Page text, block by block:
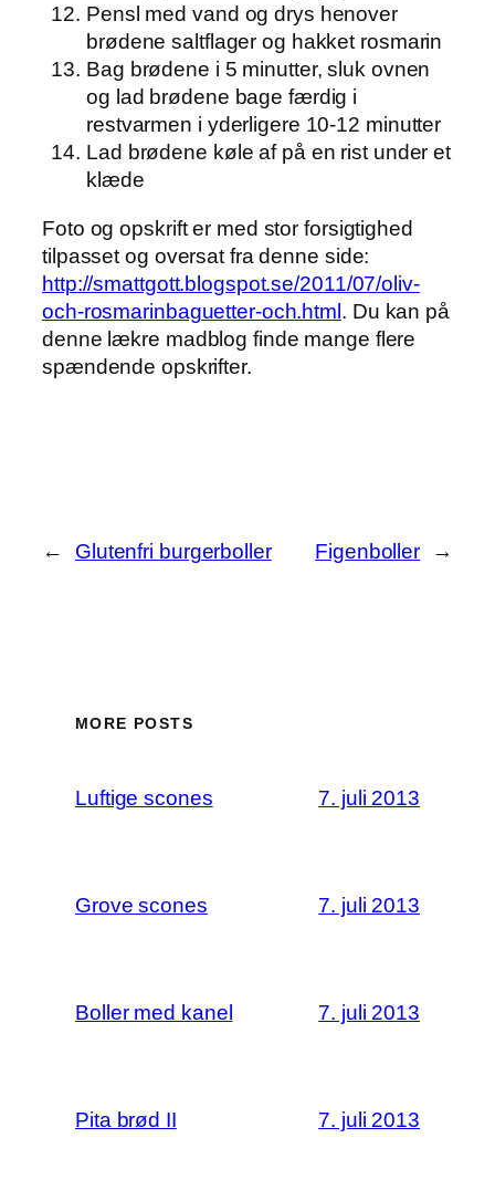
Pensl med vand og drys henover
brødene saltflager og hakket rosmarin
Bag brødene i 5 minutter, sluk ovnen
og lad brødene bage færdig i
restvarmen i yderligere 10-12 minutter
Lad brødene køle af på en rist under et
klæde
Foto og opskrift er med stor forsigtighed
tilpasset og oversat fra denne side:
http://smattgott.blogspot.se/2011/07/oliv-
och-rosmarinbaguetter-och.html. Du kan på
denne lækre madblog finde mange flere
spændende opskrifter.
← Glutenfri burgerboller Figenboller →
MORE POSTS
Luftige scones 7. juli 2013
Grove scones 7. juli 2013
Boller med kanel 7. juli 2013
Pita brød II 7. juli 2013